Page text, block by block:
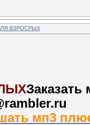
ВЗРОСРЫХ
мп3